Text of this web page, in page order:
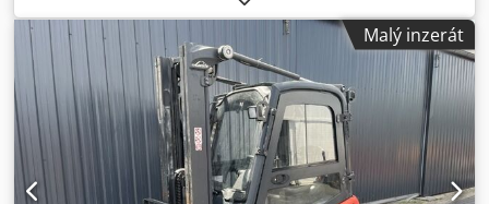
typ stožáru:triplex, stavební výška:2 121 mm, typ pohonu:
Treibgas
, Plynový vysokozdvižný vozík ISO třída: ISO třída 2
= 1 000 - 2 500 kg Dcjdezri H Uspfx Aatok Typ stožáru:
Triplex Stav: Připraven k provozu, plně funkční Technický
stav: dobrý Boční posuv, 3. ventil, topení, celokabina,
Malý inzerát